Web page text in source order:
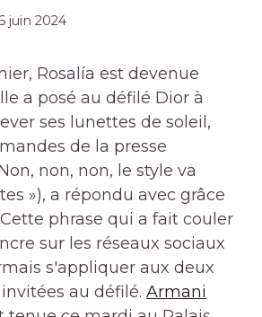
juin 2024
Rosalía est devenue
a posé au défilé Dior à
ses lunettes de soleil,
de la presse
non, non, le style va
»), a répondu avec grâce
phrase qui a fait couler
sur les réseaux sociaux
s'appliquer aux deux
au défilé. Armani